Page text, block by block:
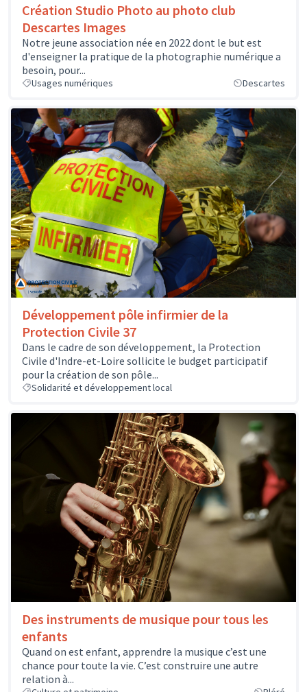
Création Studio Photo au photo club
Descartes Images
Notre jeune association née en 2022 dont le but est
d'enseigner la pratique de la photographie numérique a
besoin, pour...
Usages numériques Descartes
Développement pôle infirmier de la
Protection Civile 37
Dans le cadre de son développement, la Protection
Civile d'Indre-et-Loire sollicite le budget participatif
pour la création de son pôle...
Solidarité et développement local
Des instruments de musique pour tous les
enfants
Quand on est enfant, apprendre la musique c’est une
chance pour toute la vie. C’est construire une autre
relation à...